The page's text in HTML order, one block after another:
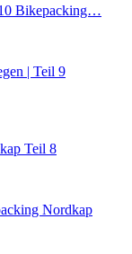
Bikepacking…
| Teil 9
Teil 8
Nordkap